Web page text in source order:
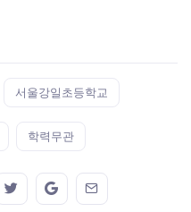
서울강일초등학교
학력무관
this on FaceBook
Share this on Twitter
Share this on GMail
Share this on